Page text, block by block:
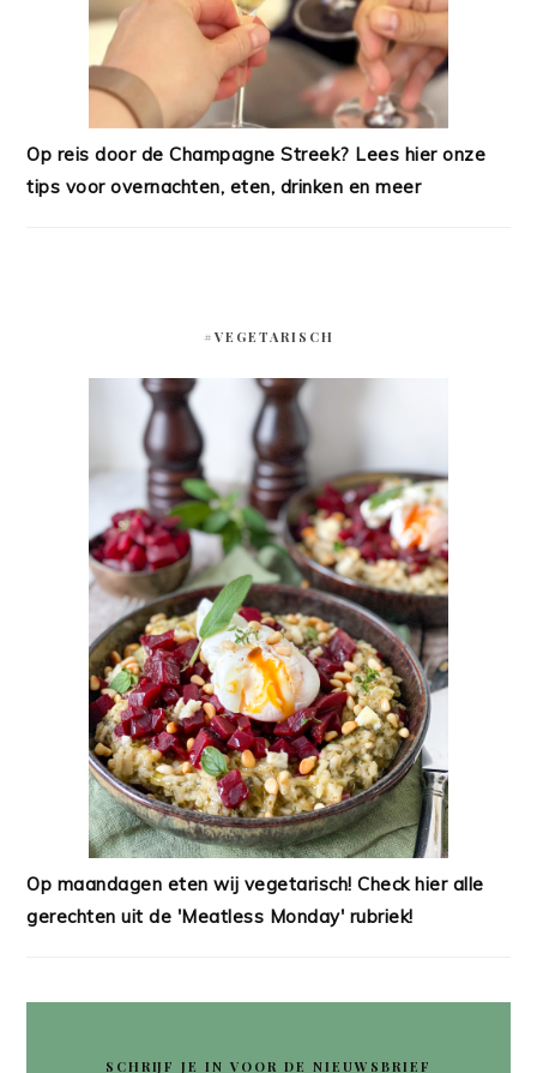
Op reis door de Champagne Streek? Lees hier onze
tips voor overnachten, eten, drinken en meer
#VEGETARISCH
Op maandagen eten wij vegetarisch! Check hier alle
gerechten uit de 'Meatless Monday' rubriek!
SCHRIJF JE IN VOOR DE NIEUWSBRIEF